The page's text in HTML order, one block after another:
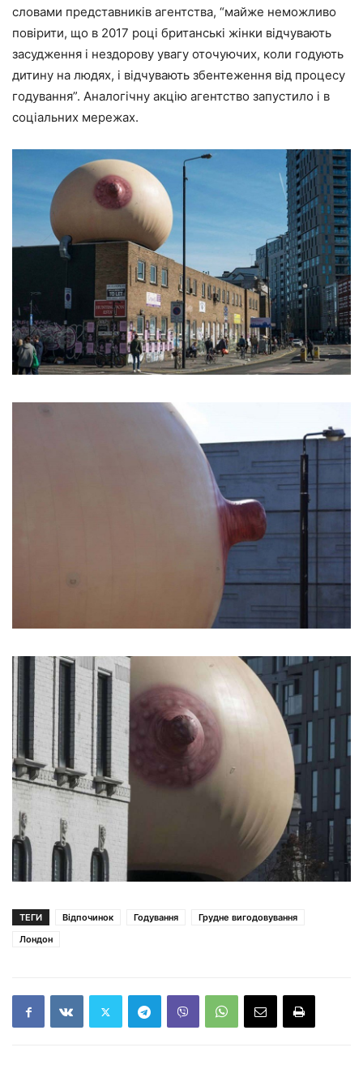
словами представників агентства, “майже неможливо
повірити, що в 2017 році британські жінки відчувають
засудження і нездорову увагу оточуючих, коли годують
дитину на людях, і відчувають збентеження від процесу
годування”. Аналогічну акцію агентство запустило і в
соціальних мережах.
ТЕГИ Відпочинок Годування
Грудне вигодовування
Лондон